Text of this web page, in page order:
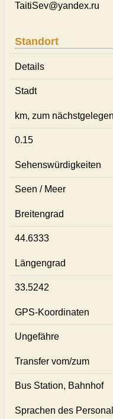
TaitiSev@yandex.ru
Standort
Details
Stadt
km, zum
0.15
Sehenswürdigkeiten
Seen / Meer
Breitengrad
44.6333
Längengrad
33.5242
GPS-Koordinaten
Ungefähre
Transfer vom/zum
Bus Station, Bahnhof
Sprachen des